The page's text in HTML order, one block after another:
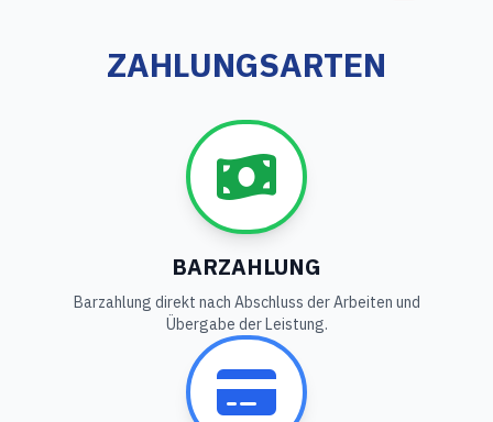
ZAHLUNGSARTEN
BARZAHLUNG
Barzahlung direkt nach Abschluss der Arbeiten und
Übergabe der Leistung.